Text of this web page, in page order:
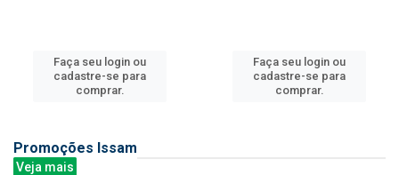
Faça seu login ou
cadastre-se para
comprar.
Faça seu login ou
cadastre-se para
comprar.
Promoções Issam
Veja mais